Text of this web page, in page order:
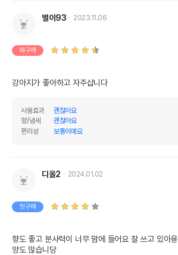
별이93 2023.11.06
재구매
강아지가 좋아하고 자주삽니다
사용효과
괜찮아요
향/냄새
괜찮아요
편리성
보통이에요
디올2 2024.01.02
첫구매
향도 좋고 분사력이 너무 맘에 들어요 잘 쓰고 있아용
양도 많습니당